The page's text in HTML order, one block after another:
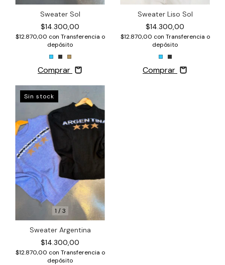
Sweater Sol
$14.300,00
$12.870,00 con Transferencia o
depósito
Comprar
Sweater Liso Sol
$14.300,00
$12.870,00 con Transferencia o
depósito
Comprar
1 /3
Sin stock
Sweater Argentina
$14.300,00
$12.870,00 con Transferencia o
depósito